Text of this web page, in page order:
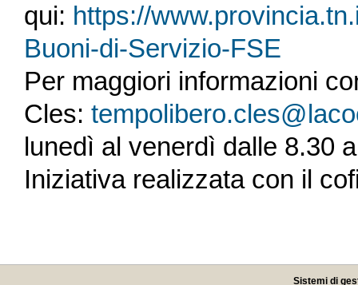
qui: https://
Buoni-di-Servizio-FSE
Per maggiori informazioni
Cles:
lunedì al venerdì dalle 8.30
Iniziativa realizzata con il
Sistemi di